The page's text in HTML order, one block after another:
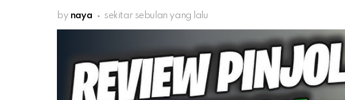
by naya sekitar sebulan yang lalu